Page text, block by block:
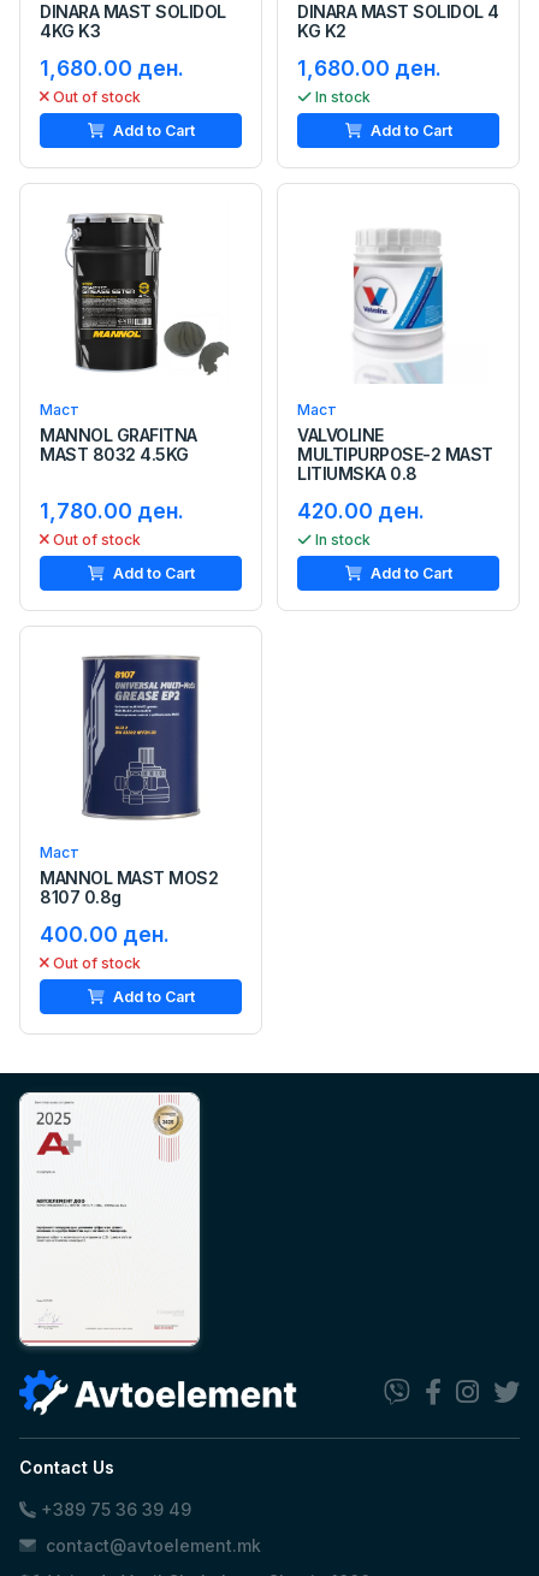
DINARA MAST SOLIDOL
4KG K3
1,680.00 ден.
Out of stock
Add to Cart
DINARA MAST SOLIDOL 4
KG K2
1,680.00 ден.
In stock
Add to Cart
Маст
MANNOL GRAFITNA
MAST 8032 4.5KG
1,780.00 ден.
Out of stock
Add to Cart
Маст
VALVOLINE
MULTIPURPOSE-2 MAST
LITIUMSKA 0.8
420.00 ден.
In stock
Add to Cart
Маст
MANNOL MAST MOS2
8107 0.8g
400.00 ден.
Out of stock
Add to Cart
Contact Us
+389 75 36 39 49
contact@avtoelement.mk